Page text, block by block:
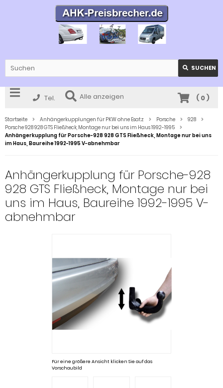
SUCHEN
Tel. Alle anzeigen ( 0)
Startseite Anhängerkupplungen für PKW ohne Esatz Porsche
928
Porsche 928 928 GTS Fließheck, Montage nur bei uns im Haus 1992-1995
Anhängerkupplung für Porsche-928 928 GTS Fließheck, Montage nur bei uns
im Haus, Baureihe 1992-1995 V-abnehmbar
Anhängerkupplung für Porsche-928
928 GTS Fließheck, Montage nur bei
uns im Haus, Baureihe 1992-1995 V-
abnehmbar
Für eine größere Ansicht klicken Sie auf das
Vorschaubild